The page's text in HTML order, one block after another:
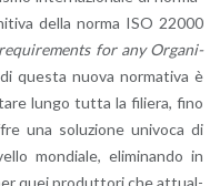
della norma ISO 22000
re­qui­re­men­ts for any Or­ga­ni­
que­sta nuova nor­ma­ti­va è
lungo tutta la fi­lie­ra, fino
una so­lu­zio­ne uni­vo­ca di
mon­dia­le, eli­mi­nan­do in